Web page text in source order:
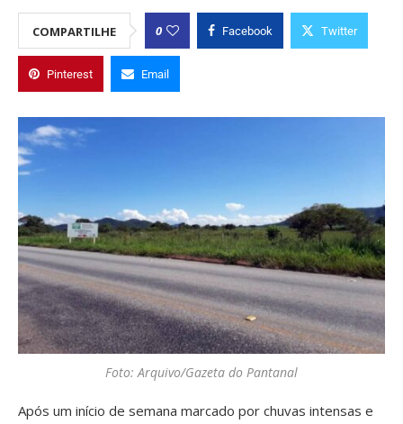
COMPARTILHE 0 Facebook Twitter
Pinterest Email
Foto: Arquivo/Gazeta do Pantanal
Após um início de semana marcado por chuvas intensas e